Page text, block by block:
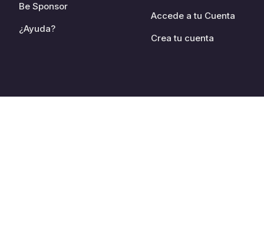
Be Sponsor
¿Ayuda?
Accede a tu Cuenta
Crea tu cuenta